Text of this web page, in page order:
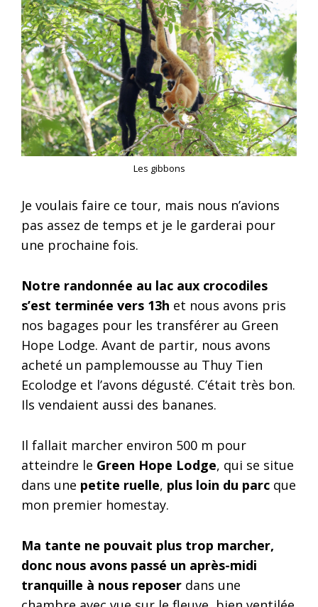
Les gibbons
Je voulais faire ce tour, mais nous n’avions
pas assez de temps et je le garderai pour
une prochaine fois.
Notre randonnée au lac aux crocodiles
s’est terminée vers 13h et nous avons pris
nos bagages pour les transférer au Green
Hope Lodge. Avant de partir, nous avons
acheté un pamplemousse au Thuy Tien
Ecolodge et l’avons dégusté. C’était très bon.
Ils vendaient aussi des bananes.
Il fallait marcher environ 500 m pour
atteindre le Green Hope Lodge, qui se situe
dans une petite ruelle, plus loin du parc que
mon premier homestay.
Ma tante ne pouvait plus trop marcher,
donc nous avons passé un après-midi
tranquille à nous reposer dans une